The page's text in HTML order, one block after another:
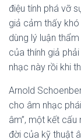
điệu tính phá vỡ
giả cảm thấy khó
dùng lý luận
của thính giả
nhạc này rồi khi
Arnold
cho âm nhạc
âm”, một kết
đời của kỹ thuật